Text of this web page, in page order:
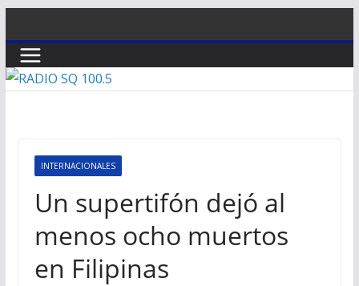
al
contenido
INTERNACIONALES
Un supertifón dejó al
menos ocho muertos
en Filipinas